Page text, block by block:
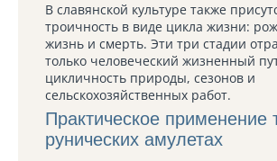
В славянской культуре также
троичность в виде цикла жизни:
жизнь и смерть. Эти три стадии
только человеческий жизненный
цикличность природы, сезонов и
сельскохозяйственных работ.
Практическое применение
рунических амулетах